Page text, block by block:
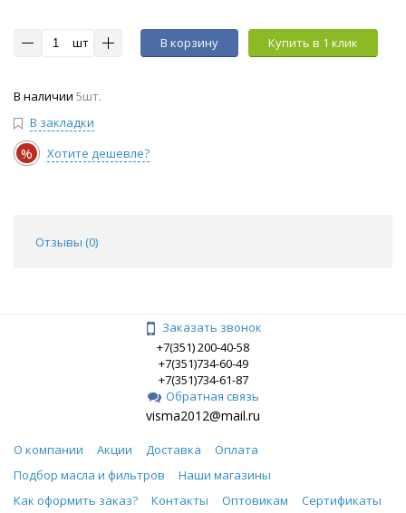
шт В корзину Купить в 1 клик
В наличии 5шт.
В закладки
% Хотите дешевле?
Отзывы (0)
Заказать звонок
+7(351) 200-40-58
+7(351)734-60-49
+7(351)734-61-87
Обратная связь
visma2012@mail.ru
О компании Акции Доставка
Оплата
Подбор масла и фильтров
Наши магазины
Как оформить заказ?
Контакты Оптовикам Сертификаты